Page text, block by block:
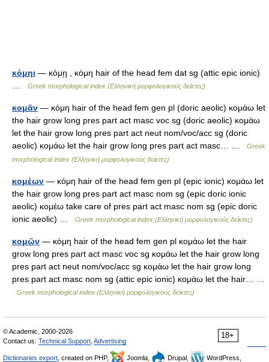
κόμηι — κόμῃ , κόμη hair of the head fem dat sg (attic epic ionic)
Greek morphological index (Ελληνική μορφολογικούς δείκτες)
κομᾶν — κόμη hair of the head fem gen pl (doric aeolic) κομάω let
the hair grow long pres part act masc voc sg (doric aeolic) κομάω
let the hair grow long pres part act neut nom/voc/acc sg (doric
aeolic) κομάω let the hair grow long pres part act masc… …
Greek
morphological index (Ελληνική μορφολογικούς δείκτες)
κομέων — κόμη hair of the head fem gen pl (epic ionic) κομάω let
the hair grow long pres part act masc nom sg (epic doric ionic
aeolic) κομέω take care of pres part act masc nom sg (epic doric
ionic aeolic) …
Greek morphological index (Ελληνική μορφολογικούς δείκτες)
κομῶν — κόμη hair of the head fem gen pl κομάω let the hair
grow long pres part act masc voc sg κομάω let the hair grow long
pres part act neut nom/voc/acc sg κομάω let the hair grow long
pres part act masc nom sg (attic epic ionic) κομάω let the hair… …
Greek morphological index (Ελληνική μορφολογικούς δείκτες)
18+
© Academic, 2000-2026
Contact us: Technical Support Advertising
Dictionaries export , created on PHP, Joomla, Drupal,
WordPress,